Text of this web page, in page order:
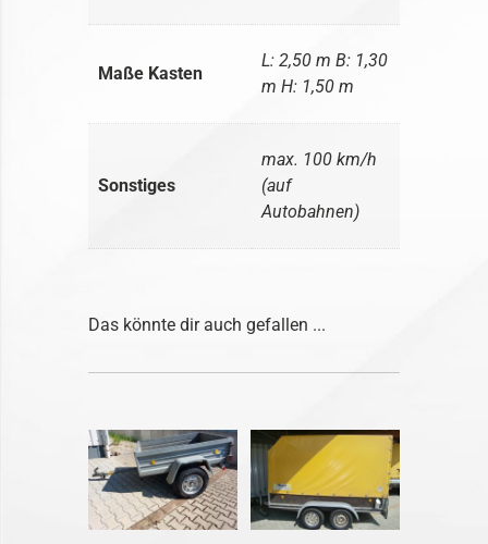
Maße Kasten
L: 2,50 m B: 1,30
m H: 1,50 m
Sonstiges
max. 100 km/h
(auf
Autobahnen)
Das könnte dir auch gefallen ...